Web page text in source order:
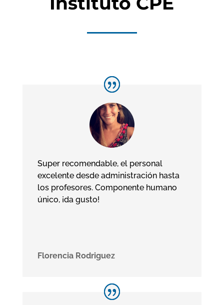
Super recomendable, el personal
excelente desde administración hasta
los profesores. Componente humano
único, ¡da gusto!
Florencia Rodriguez